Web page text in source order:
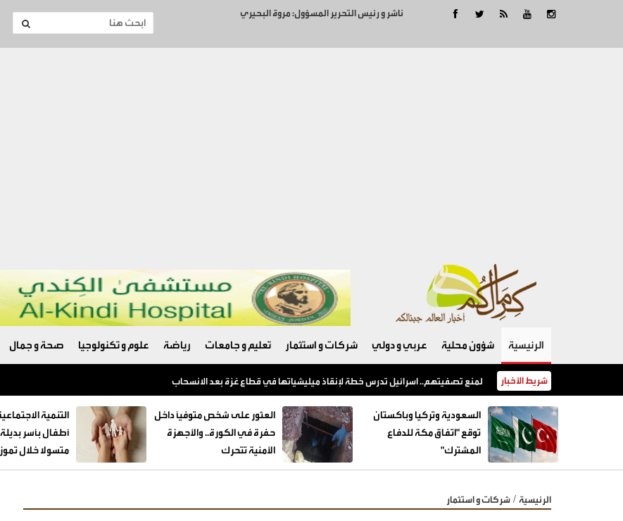
ناشر و رئيس التحرير المسؤول: مروة البحيري
الرئيسية شؤون محلية عربي و دولي شركات و استثمار تعليم و جامعات رياضة علوم و تكنولوجيا صحة و جمال
شريط الأخبار السعودية وتركيا وباكستان توقع "اتفاق مكة للدفاع المشترك"
السعودية وتركيا وباكستان
توقع "اتفاق مكة للدفاع
المشترك"
العثور على شخص متوفيًا داخل
حفرة في الكورة.. والأجهزة
الأمنية تتحرك
متسولا خلال تموز
الرئيسية / شركات و استثمار